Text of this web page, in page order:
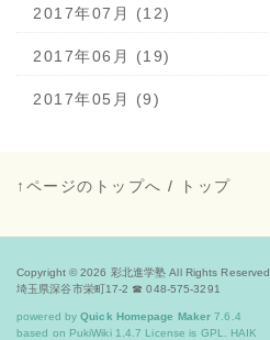
2017年07月 (12)
2017年06月 (19)
2017年05月 (9)
↑ページのトップへ / トップ
Copyright © 2026 彩北進学塾 All Rights Reserved.
埼玉県深谷市栄町17-2 ☎ 048-575-3291
powered byQuick Homepage Maker 7.6.4
based on PukiWiki 1.4.7 License is GPL. HAIK